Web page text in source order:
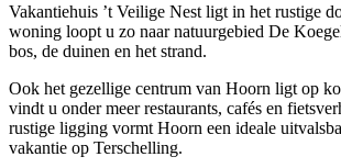
Vakantiehuis ’t Veilige Nest ligt in het rustige
woning loopt u zo naar natuurgebied De
bos, de duinen en het strand.
Ook het gezellige centrum van Hoorn ligt op
vindt u onder meer restaurants, cafés en
rustige ligging vormt Hoorn een ideale
vakantie op Terschelling.